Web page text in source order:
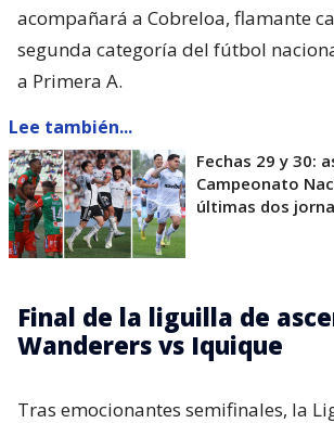
acompañará a Cobreloa, flamante
segunda categoría del fútbol
a Primera A.
Lee también...
Fechas 29 y 30:
Campeonato
últimas dos
Final de la liguilla de
Wanderers vs Iquique
Tras emocionantes semifinales, la